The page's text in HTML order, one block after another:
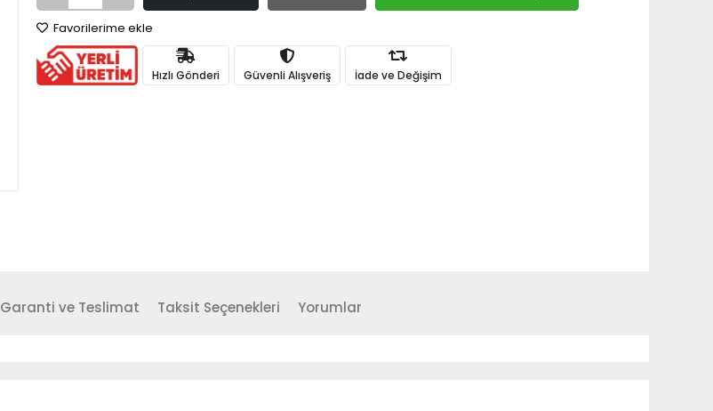
Favorilerime ekle
Hızlı Gönderi Güvenli Alışveriş İade ve Değişim
Garanti ve Teslimat Taksit Seçenekleri Yorumlar